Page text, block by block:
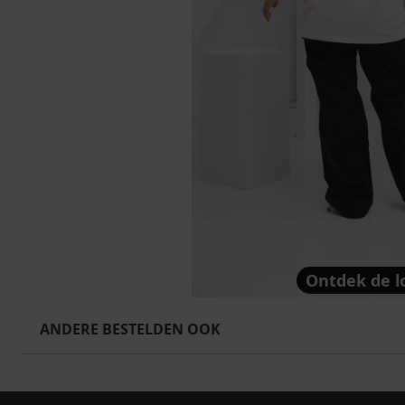
Ontdek de
ANDERE BESTELDEN OOK